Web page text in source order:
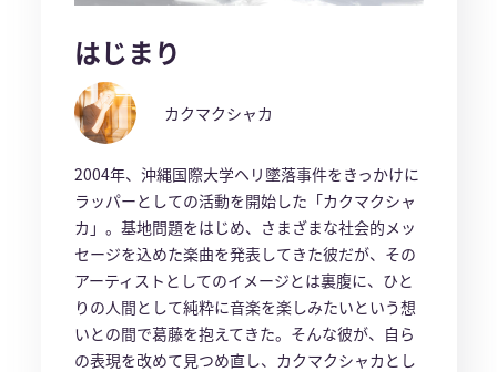
はじまり
カクマクシャカ
2004年、沖縄国際大学ヘリ墜落事件をきっかけに
ラッパーとしての活動を開始した「カクマクシャ
カ」。基地問題をはじめ、さまざまな社会的メッ
セージを込めた楽曲を発表してきた彼だが、その
アーティストとしてのイメージとは裏腹に、ひと
りの人間として純粋に音楽を楽しみたいという想
いとの間で葛藤を抱えてきた。そんな彼が、自ら
の表現を改めて見つめ直し、カクマクシャカとし